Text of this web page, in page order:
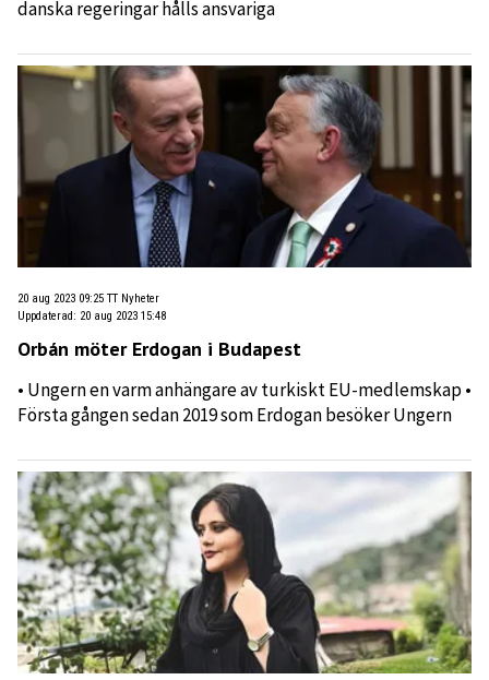
danska regeringar hålls ansvariga
20 aug 2023 09:25 TT Nyheter
Uppdaterad: 20 aug 2023 15:48
Orbán möter Erdogan i Budapest
• Ungern en varm anhängare av turkiskt EU-medlemskap •
Första gången sedan 2019 som Erdogan besöker Ungern